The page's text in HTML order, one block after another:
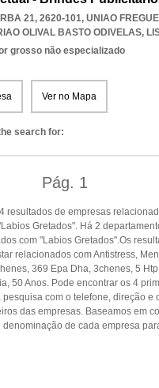
21, 2620-101, UNIAO
OLIVAL BASTO ODIVELAS,
grosso não especializado
Ver no Mapa
search for:
Pág. 1
resultados de empresas
Gretados". Há 2
com "Labios Gretados".Os
relacionados com Antistress,
369 Epa Dha, 3chenes, 5
50 Anos. Pode encontrar os 4
com o telefone, direção e
das empresas. Baseamos em
de cada empresa